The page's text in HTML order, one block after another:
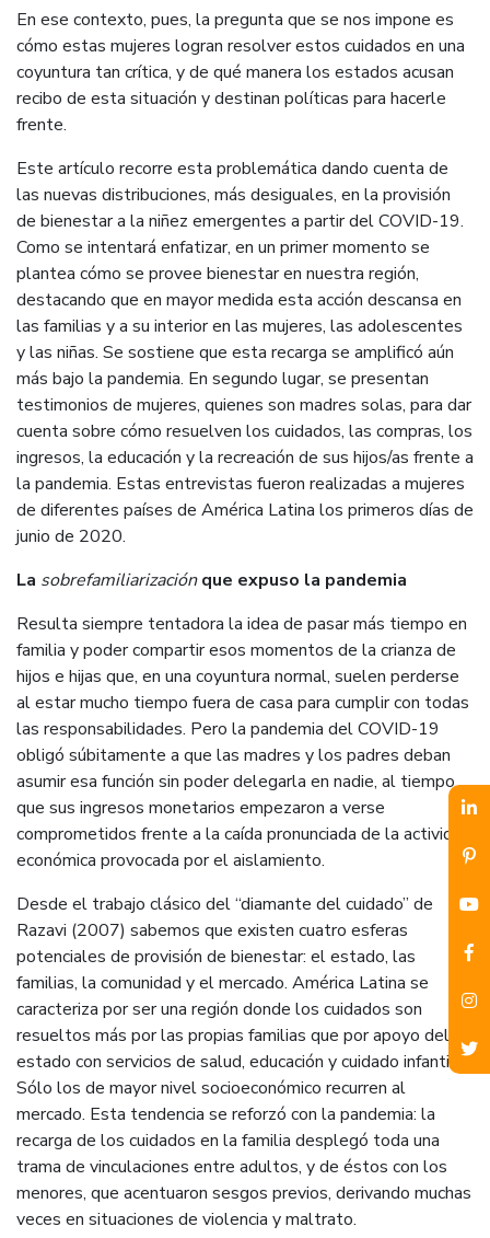
En ese contexto, pues, la pregunta que se nos impone es
cómo estas mujeres logran resolver estos cuidados en una
coyuntura tan crítica, y de qué manera los estados acusan
recibo de esta situación y destinan políticas para hacerle
frente.
Este artículo recorre esta problemática dando cuenta de
las nuevas distribuciones, más desiguales, en la provisión
de bienestar a la niñez emergentes a partir del COVID-19.
Como se intentará enfatizar, en un primer momento se
plantea cómo se provee bienestar en nuestra región,
destacando que en mayor medida esta acción descansa en
las familias y a su interior en las mujeres, las adolescentes
y las niñas. Se sostiene que esta recarga se amplificó aún
más bajo la pandemia. En segundo lugar, se presentan
testimonios de mujeres, quienes son madres solas, para dar
cuenta sobre cómo resuelven los cuidados, las compras, los
ingresos, la educación y la recreación de sus hijos/as frente a
la pandemia. Estas entrevistas fueron realizadas a mujeres
de diferentes países de América Latina los primeros días de
junio de 2020.
La sobrefamiliarizaciónque expuso la pandemia
Resulta siempre tentadora la idea de pasar más tiempo en
familia y poder compartir esos momentos de la crianza de
hijos e hijas que, en una coyuntura normal, suelen perderse
al estar mucho tiempo fuera de casa para cumplir con todas
las responsabilidades. Pero la pandemia del COVID-19
obligó súbitamente a que las madres y los padres deban
asumir esa función sin poder delegarla en nadie, al tiempo
que sus ingresos monetarios empezaron a verse
comprometidos frente a la caída pronunciada de la actividad
económica provocada por el aislamiento.
Desde el trabajo clásico del “diamante del cuidado” de
Razavi (2007) sabemos que existen cuatro esferas
potenciales de provisión de bienestar: el estado, las
familias, la comunidad y el mercado. América Latina se
caracteriza por ser una región donde los cuidados son
resueltos más por las propias familias que por apoyo del
estado con servicios de salud, educación y cuidado infantil.
Sólo los de mayor nivel socioeconómico recurren al
mercado. Esta tendencia se reforzó con la pandemia: la
recarga de los cuidados en la familia desplegó toda una
trama de vinculaciones entre adultos, y de éstos con los
menores, que acentuaron sesgos previos, derivando muchas
veces en situaciones de violencia y maltrato.